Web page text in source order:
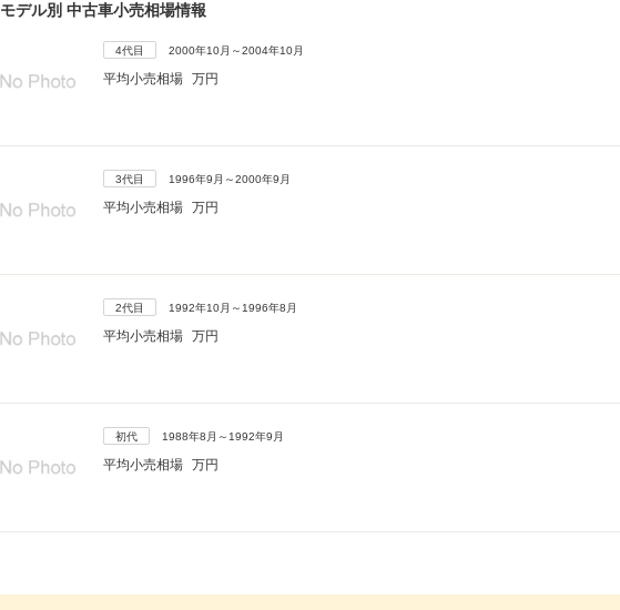
モデル別 中古車小売相場情報
4代目 2000年10月～2004年10月
平均小売相場 万円
3代目 1996年9月～2000年9月
平均小売相場 万円
2代目 1992年10月～1996年8月
平均小売相場 万円
初代 1988年8月～1992年9月
平均小売相場 万円